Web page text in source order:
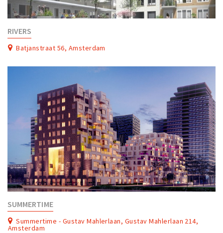
RIVERS
Batjanstraat 56, Amsterdam
SUMMERTIME
Summertime - Gustav Mahlerlaan, Gustav Mahlerlaan 214,
Amsterdam